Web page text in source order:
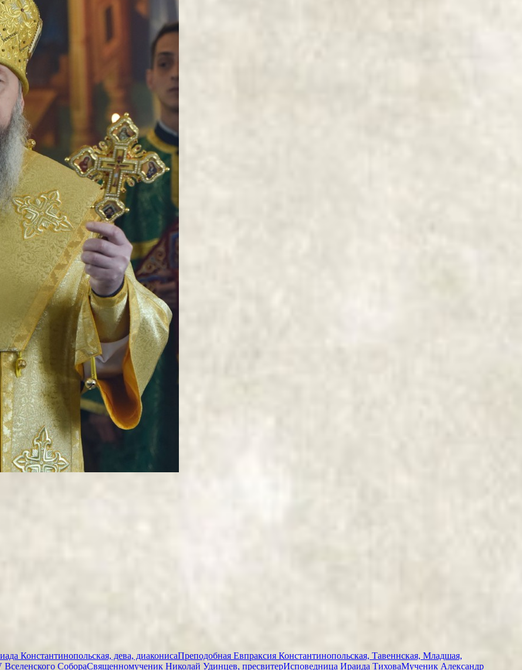
Константинопольская, дева, диаконисаПреподобная Евпраксия Константинопольская, Тавеннская, Младшая,
Вселенского СобораСвященномученик Николай Удинцев, пресвитерИсповедница Ираида ТиховаМученик Александр